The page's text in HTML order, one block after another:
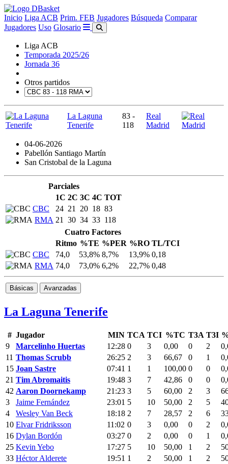
Inicio Liga ACB Prim. FEB Jugadores Búsqueda Comparar
Jugadores Uso Glosario
Liga ACB
Temporada 2025/26
Jornada 36
Otros partidos
La Laguna
Tenerife
83 -
118
Real
Madrid
04-06-2026
Pabellón Santiago Martín
San Cristobal de la Laguna
Parciales
1C 2C 3C 4C TOT
CBC
24 21 20 18 83
RMA 21 30 34 33 118
Cuatro Factores
Ritmo %TE %PER %RO TL/TCI
CBC
74,0 53,8% 8,7% 13,9% 0,18
RMA 74,0 73,0% 6,2% 22,7% 0,48
Básicas Avanzadas
La Laguna Tenerife
# Jugador MIN TCA TCI %TC T3A T3I
9
Marcelinho Huertas 12:28 0 3 0,00 0 2
11 Thomas Scrubb 26:25 2 3 66,67 0 1
15 Joan Sastre 07:41 1 1 100,00 0 0
21 Tim Abromaitis 19:48 3 7 42,86 0 0
42 Aaron Doornekamp 21:23 3 5 60,00 2 3
3
Jaime Fernández 23:01 5 10 50,00 2 5
4
Wesley Van Beck 18:18 2 7 28,57 2 6
10 Elvar Fridriksson 11:02 0 3 0,00 0 2
16 Dylan Bordón 03:27 0 2 0,00 0 1
25 Kevin Yebo 17:27 5 10 50,00 1 2
33 Héctor Alderete 19:51 1 2 50,00 1 2